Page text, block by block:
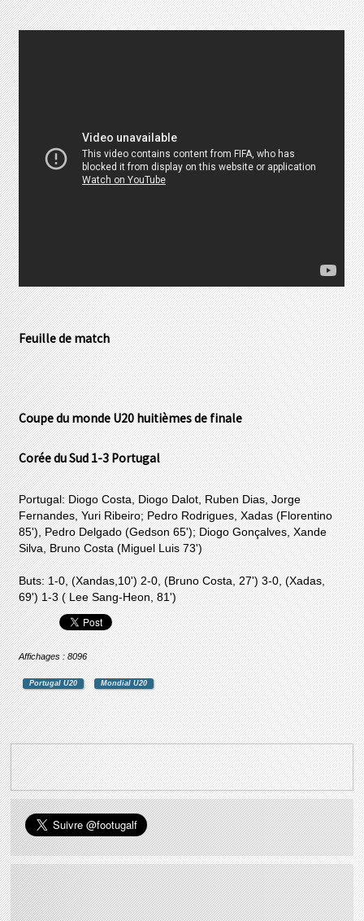
Feuille de match
Coupe du monde U20 huitièmes de finale
Corée du Sud 1-3 Portugal
Portugal: Diogo Costa, Diogo Dalot, Ruben Dias, Jorge
Fernandes, Yuri Ribeiro; Pedro Rodrigues, Xadas (Florentino
85'), Pedro Delgado (Gedson 65'); Diogo Gonçalves, Xande
Silva, Bruno Costa (Miguel Luis 73')
Buts: 1-0, (Xandas,10') 2-0, (Bruno Costa, 27') 3-0, (Xadas,
69') 1-3 ( Lee Sang-Heon, 81')
Affichages : 8096
Portugal U20 Mondial U20